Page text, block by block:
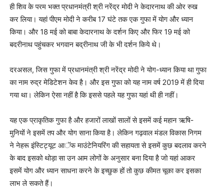
ही शिव के परम भक्त प्रधानमंत्री श्री नरेंद्र मोदी ने केदारनाथ की ओर रुख
कर लिया। यहां पीएम मोदी ने करीब 17 घंटे तक एक गुफा में योग और ध्यान
किया। और 18 मई को बाबा केदारनाथ के दर्शन किए और फिर 19 मई को
बदरीनाथ पहुंचकर भगवान बद्रीनाथ जी के भी दर्शन किये थे।
दरअसल, जिस गुफा में प्रधानमंत्री श्री नरेंद्र मोदी ने योग-ध्यान किया था गुफा
का नाम रुद्र मेडिटेशन केव है। और इस गुफा को यह नाम वर्ष 2019 में ही दिया
गया था। लेकिन ऐसा नहीं है कि इससे पहले यह गुफा यहां थी ही नहीं।
यह एक प्राकृतिक गुफा है और हजारों लाखों सालों से इसमें कई महान ऋषि-
मुनियों ने इसमें तप और योग साना किया है। लेकिन गढ़वाल मंडल विकास निगम
ने नेहरू इंस्टिट्यूट आॅफ माउंटेनियरिंग की सहायता से इसमें कुछ बदलाव करने
के बाद इसको थोड़ा सा उन आम लोगों के अनुसार बना दिया है जो यहां आकर
इसमें योग और ध्यान साधना करने के इच्छुक हों तो कुछ कीमत चूका कर इसका
लाभ ले सकते हैं।